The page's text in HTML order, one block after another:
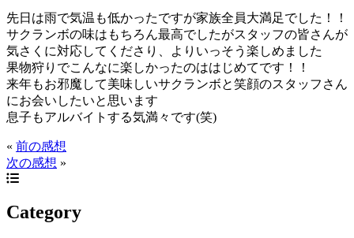
先日は雨で気温も低かったですが家族全員大満足でした！！
サクランボの味はもちろん最高でしたがスタッフの皆さんが
気さくに対応してくださり、よりいっそう楽しめました
果物狩りでこんなに楽しかったのははじめてです！！
来年もお邪魔して美味しいサクランボと笑顔のスタッフさん
にお会いしたいと思います
息子もアルバイトする気満々です(笑)
« 前の感想
次の感想 »
Category